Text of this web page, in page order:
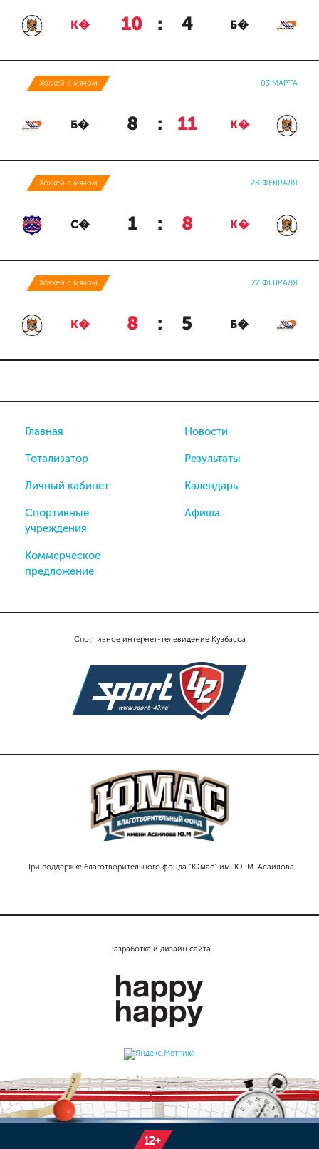
К� 10 : 4 Б�
Хоккей с мячом 03 МАРТА
Б� 8 : 11 К�
Хоккей с мячом 28 ФЕВРАЛЯ
С� 1 : 8 К�
Хоккей с мячом 22 ФЕВРАЛЯ
К� 8 : 5 Б�
Спортивное интернет-телевидение Кузбасса
При поддержке благотворительного фонда "Юмас" им. Ю. М. Асаилова
Главная
Тотализатор
Личный кабинет
Спортивные
учреждения
Коммерческое
предложение
Новости
Результаты
Календарь
Афиша
Разработка и дизайн сайта
12+